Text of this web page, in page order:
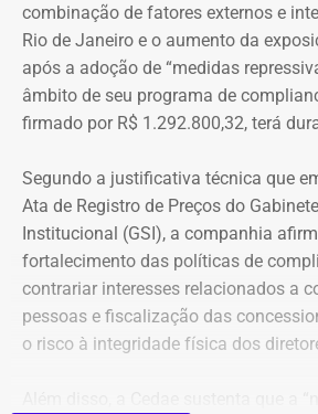
combinação de fatores externos e
Rio de Janeiro e o aumento da
após a adoção de “medidas
âmbito de seu programa de
firmado por R$ 1.292.800,32, terá
Segundo a justificativa técnica que
Ata de Registro de Preços do
Institucional (GSI), a companhia
fortalecimento das políticas de
contrariar interesses relacionados a
pessoas e fiscalização das
o risco à integridade física dos